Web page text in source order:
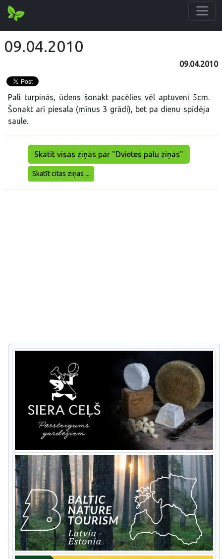
09.04.2010
09.04.2010
Pali turpinās, ūdens šonakt pacēlies vēl aptuveni 5cm.
Šonakt arī piesala (mīnus 3 grādi), bet pa dienu spīdēja
saule.
Skatīt visas ziņas par "Dvietes palu ziņas"
Skatīt citas ziņas ...